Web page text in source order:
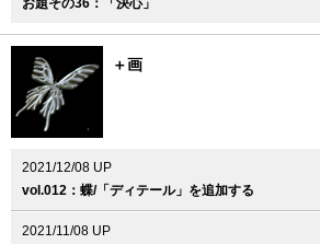
お題その36：「決心」
＋画
2021/12/08 UP
vol.012：蝶/「ディテール」を追加する
2021/11/08 UP